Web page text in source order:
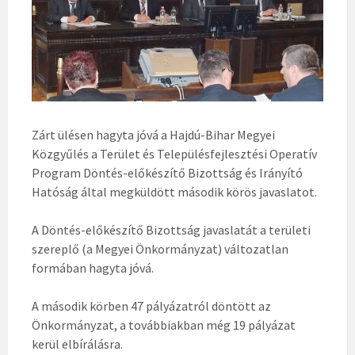
Zárt ülésen hagyta jóvá a Hajdú-Bihar Megyei
Közgyűlés a Terület és Településfejlesztési Operatív
Program Döntés-előkészítő Bizottság és Irányító
Hatóság által megküldött második körös javaslatot.
A Döntés-előkészítő Bizottság javaslatát a területi
szereplő (a Megyei Önkormányzat) változatlan
formában hagyta jóvá.
A második körben 47 pályázatról döntött az
Önkormányzat, a továbbiakban még 19 pályázat
kerül elbírálásra.